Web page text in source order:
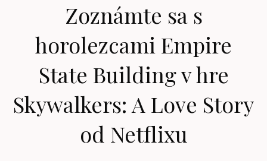
Zoznámte sa s
horolezcami Empire
State Building v hre
Skywalkers: A Love Story
od Netflixu